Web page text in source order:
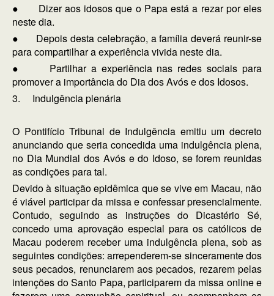
● Dizer aos idosos que o Papa está a rezar por eles
neste dia.
● Depois desta celebração, a família deverá reunir-se
para compartilhar a experiência vivida neste dia.
● Partilhar a experiência nas redes sociais para
promover a importância do Dia dos Avós e dos Idosos.
3. Indulgência plenária
O Pontifício Tribunal de Indulgência emitiu um decreto
anunciando que seria concedida uma indulgência plena,
no Dia Mundial dos Avós e do Idoso, se forem reunidas
as condições para tal.
Devido à situação epidêmica que se vive em Macau, não
é viável participar da missa e confessar presencialmente.
Contudo, seguindo as instruções do Dicastério Sé,
concedo uma aprovação especial para os católicos de
Macau poderem receber uma indulgência plena, sob as
seguintes condições: arrependerem-se sinceramente dos
seus pecados, renunciarem aos pecados, rezarem pelas
intenções do Santo Papa, participarem da missa online e